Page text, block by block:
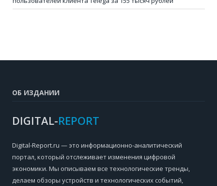
ОБ ИЗДАНИИ
DIGITAL-REPORT
Digital-Report.ru — это информационно-аналитический
портал, который отслеживает изменения цифровой
экономики. Мы описываем все технологические тренды,
делаем обзоры устройств и технологических событий,